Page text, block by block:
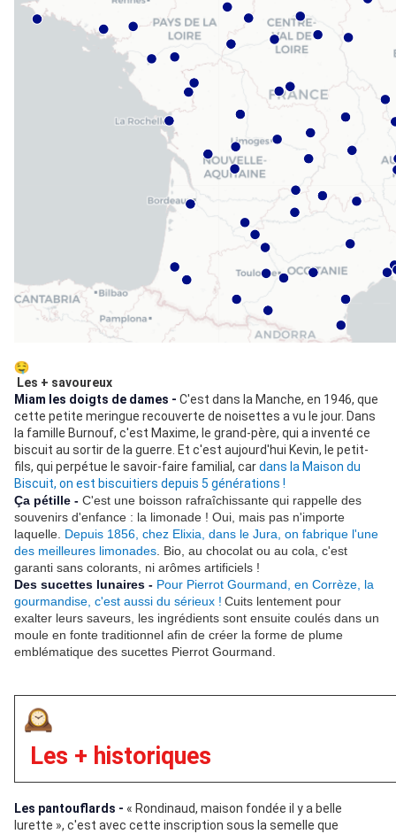
Les + savoureux
Miam les doigts de dames - C'est dans la Manche, en 1946, que
cette petite meringue recouverte de noisettes a vu le jour. Dans
la famille Burnouf, c'est Maxime, le grand-père, qui a inventé ce
biscuit au sortir de la guerre. Et c'est aujourd'hui Kevin, le petit-
fils, qui perpétue le savoir-faire familial, cardans la Maison du
Biscuit, on est biscuitiers depuis 5 générations !
Ça pétille - C'est une boisson rafraîchissante qui rappelle des
souvenirs d'enfance : la limonade ! Oui, mais pas n'importe
laquelle. Depuis 1856, chez Elixia, dans le Jura, on fabrique l'une
des meilleures limonades. Bio, au chocolat ou au cola, c'est
garanti sans colorants, ni arômes artificiels !
Des sucettes lunaires - Pour Pierrot Gourmand, en Corrèze, la
gourmandise, c'est aussi du sérieux ! Cuits lentement pour
exalter leurs saveurs, les ingrédients sont ensuite coulés dans un
moule en fonte traditionnel afin de créer la forme de plume
emblématique des sucettes Pierrot Gourmand.
Les + historiques
Les pantouflards - « Rondinaud, maison fondée il y a belle
lurette », c'est avec cette inscription sous la semelle que